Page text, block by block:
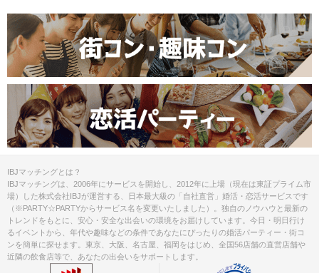
IBJマッチングとは？
IBJマッチングは、2006年にサービスを開始し、2012年に上場（現在は東証プライム市
場）した株式会社IBJが運営する、日本最大級の「自社直営」婚活・恋活サービスです
（※PARTY☆PARTYからサービス名を変更いたしました）。独自のノウハウと最新の
トレンドをもとに、安心・安全な出会いの環境をお届けしています。今日・明日行け
るイベントから、年代や趣味などの条件であなたにぴったりの婚活パーティー・街コ
ンを簡単に探せます。東京、大阪、名古屋、福岡をはじめ、全国56店舗の直営店舗や
近隣の飲食店等で、あなたの出会いをサポートします。